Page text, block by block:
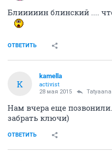
Блииииин блинский ....
ОТВЕТИТЬ
K
kamella
activist
28 мая 2015 Tatyaana
Нам вчера еще
забрать ключи)
ОТВЕТИТЬ